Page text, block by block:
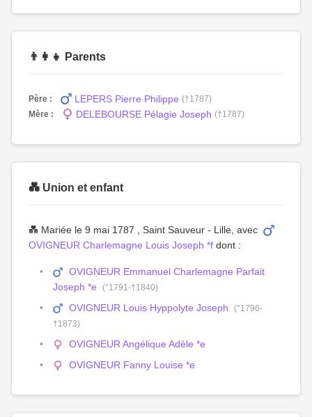
👨‍👩‍👧 Parents
Père : LEPERS Pierre Philippe (†1787)
Mère :
DELEBOURSE Pélagie Joseph (†1787)
💑 Union et enfant
💑 Mariée le 9 mai 1787 , Saint Sauveur - Lille, avec
OVIGNEUR Charlemagne Louis Joseph *f dont :
OVIGNEUR Emmanuel Charlemagne Parfait
Joseph *e
(°1791-†1840)
OVIGNEUR Louis Hyppolyte Joseph
(°1796-
†1873)
OVIGNEUR Angélique Adèle *e
OVIGNEUR Fanny Louise *e